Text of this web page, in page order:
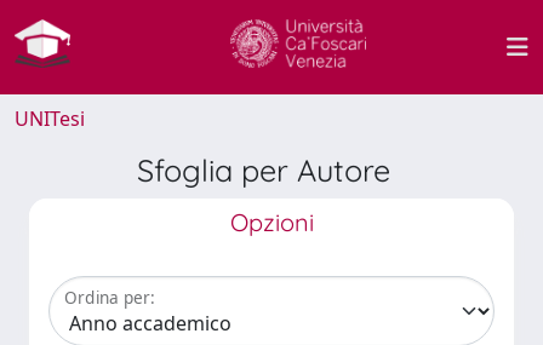
UNITesi
Sfoglia per Autore
Opzioni
Ordina per: